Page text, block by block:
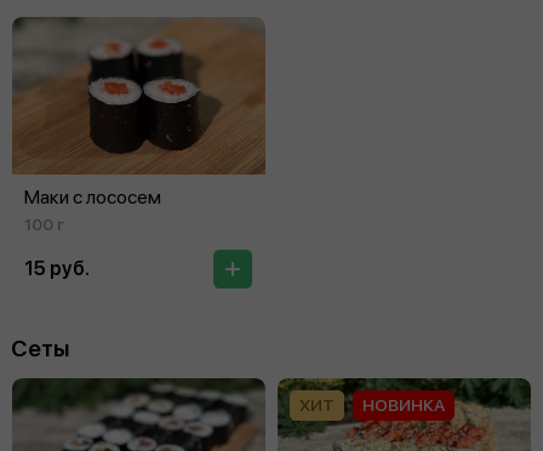
Маки с лососем
100 г
15 руб.
Сеты
ХИТ НОВИНКА